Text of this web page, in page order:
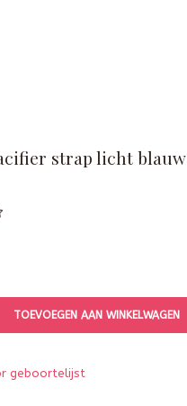
strap licht blauw
TOEVOEGEN AAN WINKELWAGEN
geboortelijst